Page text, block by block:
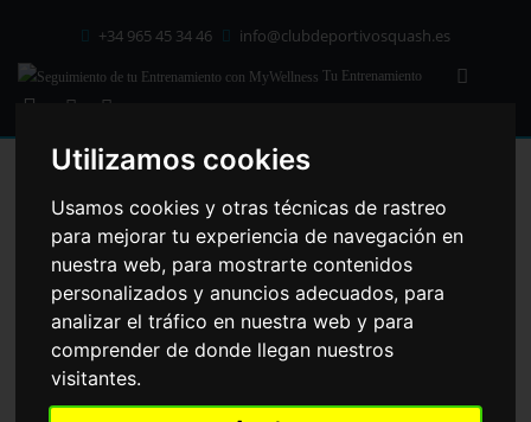
Utilizamos cookies
Usamos cookies y otras técnicas de rastreo
para mejorar tu experiencia de navegación en
nuestra web, para mostrarte contenidos
personalizados y anuncios adecuados, para
analizar el tráfico en nuestra web y para
comprender de donde llegan nuestros
visitantes.
+34 965 45 34 46 info@clubdeportivosquash.es
Tu Entrenamiento
HORARIO CLASES DIRIGIDAS
Lunes - Viernes
07:00 - 23:00
Sábados y Festivos
17:30 - 21:00
C/ Mallorca 41 cp: 03203Elche
HOME SERVICIOS